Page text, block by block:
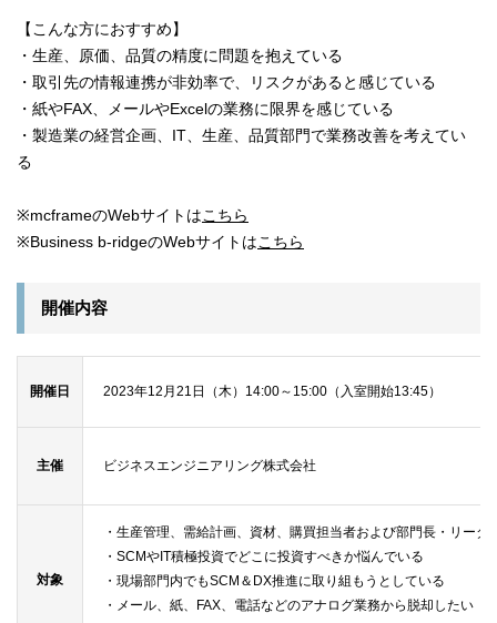
【こんな方におすすめ】
・生産、原価、品質の精度に問題を抱えている
・取引先の情報連携が非効率で、リスクがあると感じている
・紙やFAX、メールやExcelの業務に限界を感じている
・製造業の経営企画、IT、生産、品質部門で業務改善を考えてい
る
※mcframeのWebサイトはこちら
※Business b-ridgeのWebサイトはこちら
開催内容
開催日 2023年12月21日（木）14:00～15:00（入室開始13:45）
主催 ビジネスエンジニアリング株式会社
対象
・生産管理、需給計画、資材、購買担当者および部門長・リーダ
・SCMやIT積極投資でどこに投資すべきか悩んでいる
・現場部門内でもSCM＆DX推進に取り組もうとしている
・メール、紙、FAX、電話などのアナログ業務から脱却したい